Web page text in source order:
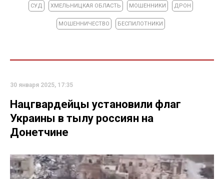
СУД ХМЕЛЬНИЦКАЯ ОБЛАСТЬ МОШЕННИКИ ДРОН
МОШЕННИЧЕСТВО БЕСПИЛОТНИКИ
30 января 2025, 17:35
Нацгвардейцы установили флаг
Украины в тылу россиян на
Донетчине